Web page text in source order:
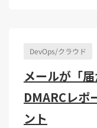
DevOps/クラウド
メールが「
DMARCレポ
ント